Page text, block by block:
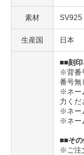
素材 SV925
生産国 日本
■■刻
※背番
番号無
※ネー
力くだ
※ネー
※ネー
■■そ
※ご注